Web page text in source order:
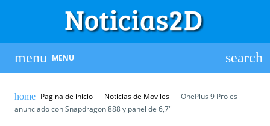
MENU
Pagina de inicio Noticias de Moviles
OnePlus 9 Pro es
anunciado con Snapdragon 888 y panel de 6,7″